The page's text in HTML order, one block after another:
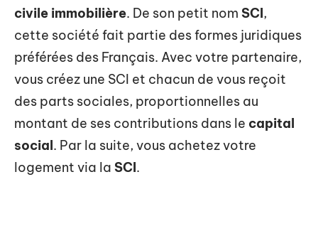
civile immobilière. De son petit nom SCI,
cette société fait partie des formes juridiques
préférées des Français. Avec votre partenaire,
vous créez une SCI et chacun de vous reçoit
des parts sociales, proportionnelles au
montant de ses contributions dans le capital
social. Par la suite, vous achetez votre
logement via la SCI.